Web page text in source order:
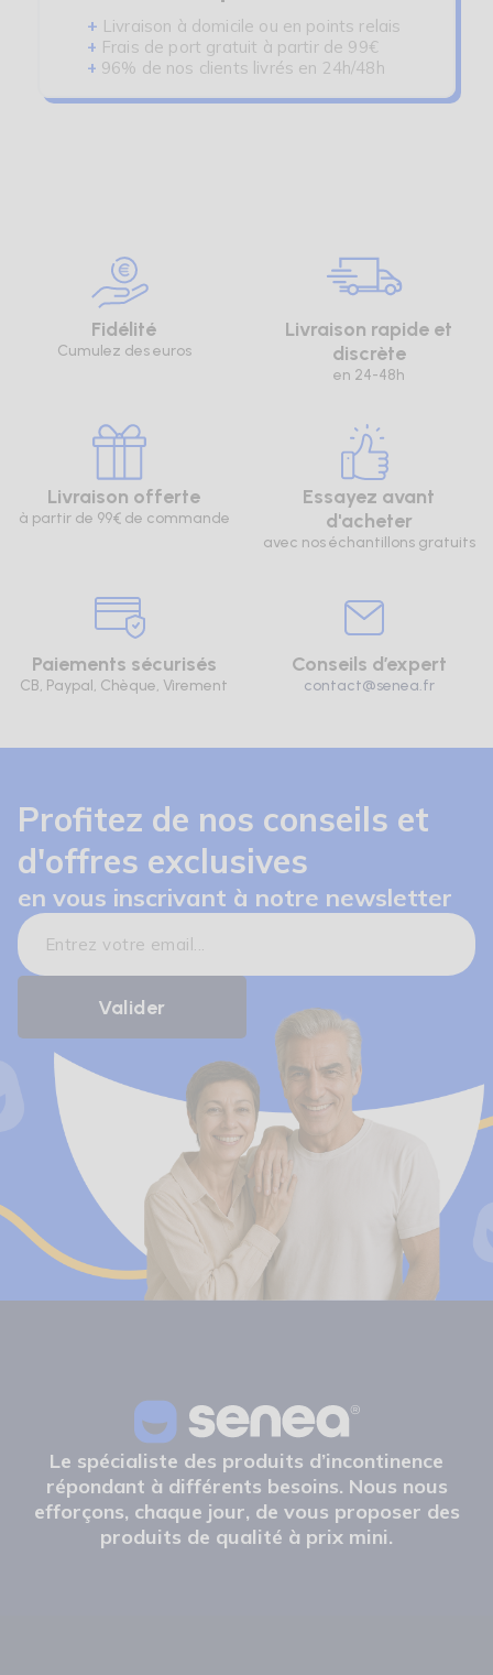
+ Livraison à domicile ou en points relais
+ Frais de port gratuit à partir de 99€
+ 96% de nos clients livrés en 24h/48h
Fidélité
Cumulez des euros
Livraison rapide et
discrète
en 24-48h
Livraison offerte
à partir de 99€ de commande
Essayez avant
d'acheter
avec nos échantillons gratuits
Paiements sécurisés
CB, Paypal, Chèque, Virement
Conseils d’expert
contact@senea.fr
Profitez de nos conseils et
d'offres exclusives
en vous inscrivant à notre newsletter
Le spécialiste des produits d’incontinence
répondant à différents besoins. Nous nous
efforçons, chaque jour, de vous proposer des
produits de qualité à prix mini.